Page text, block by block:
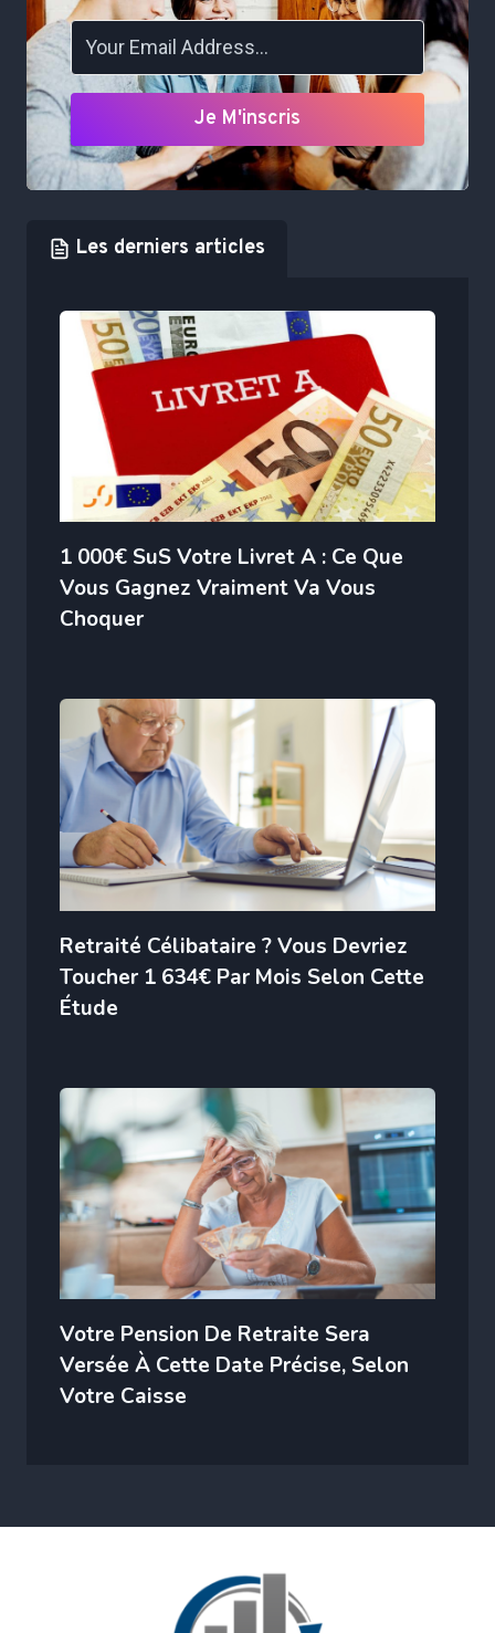
Je M'inscris
Les derniers articles
1 000€ SuS Votre Livret A : Ce Que
Vous Gagnez Vraiment Va Vous
Choquer
Retraité Célibataire ? Vous Devriez
Toucher 1 634€ Par Mois Selon Cette
Étude
Votre Pension De Retraite Sera
Versée À Cette Date Précise, Selon
Votre Caisse